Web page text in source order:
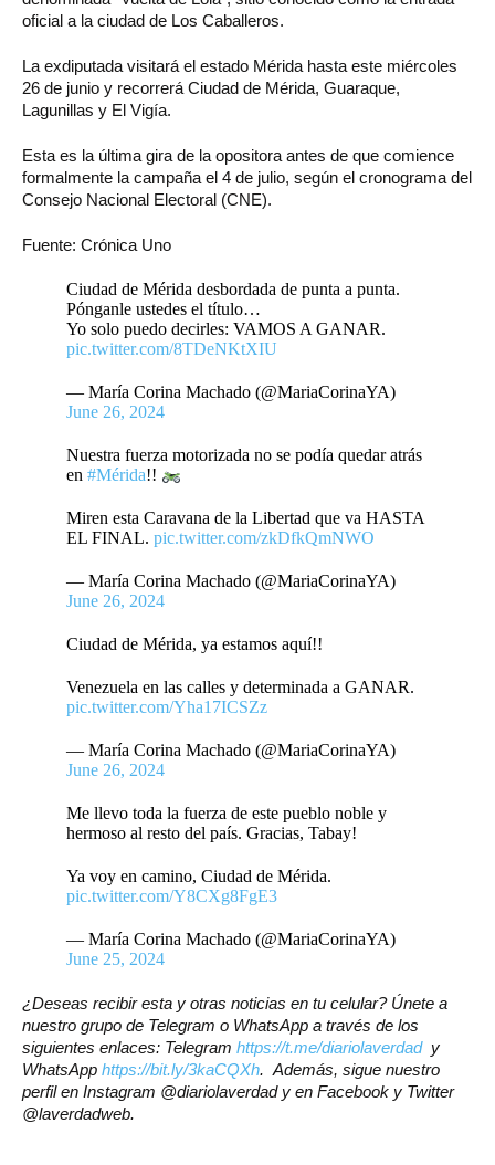
oficial a la ciudad de Los Caballeros.
La exdiputada visitará el estado Mérida hasta este miércoles
26 de junio y recorrerá Ciudad de Mérida, Guaraque,
Lagunillas y El Vigía.
Esta es la última gira de la opositora antes de que comience
formalmente la campaña el 4 de julio, según el cronograma del
Consejo Nacional Electoral (CNE).
Fuente: Crónica Uno
Ciudad de Mérida desbordada de punta a punta.
Pónganle ustedes el título…
Yo solo puedo decirles: VAMOS A GANAR.
pic.twitter.com/8TDeNKtXIU
— María Corina Machado (@MariaCorinaYA)
June 26, 2024
Nuestra fuerza motorizada no se podía quedar atrás
en #Mérida!!
Miren esta Caravana de la Libertad que va HASTA
EL FINAL. pic.twitter.com/zkDfkQmNWO
— María Corina Machado (@MariaCorinaYA)
June 26, 2024
Ciudad de Mérida, ya estamos aquí!!
Venezuela en las calles y determinada a GANAR.
pic.twitter.com/Yha17ICSZz
— María Corina Machado (@MariaCorinaYA)
June 26, 2024
Me llevo toda la fuerza de este pueblo noble y
hermoso al resto del país. Gracias, Tabay!
Ya voy en camino, Ciudad de Mérida.
pic.twitter.com/Y8CXg8FgE3
— María Corina Machado (@MariaCorinaYA)
June 25, 2024
¿Deseas recibir esta y otras noticias en tu celular? Únete a
nuestro grupo de Telegram o WhatsApp a través de los
siguientes enlaces: Telegram https://t.me/diariolaverdady
WhatsApp https://bit.ly/3kaCQXh. Además, sigue nuestro
perfil en Instagram @diariolaverdad y en Facebook y Twitter
@laverdadweb.